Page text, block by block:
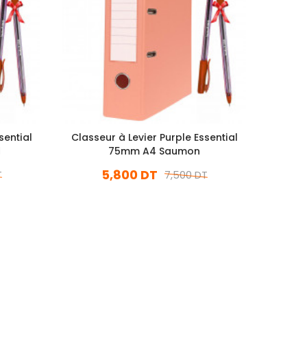
Classeur à Levier Purple Essential
75mm A4 Saumon
7,500 DT
5,800 DT